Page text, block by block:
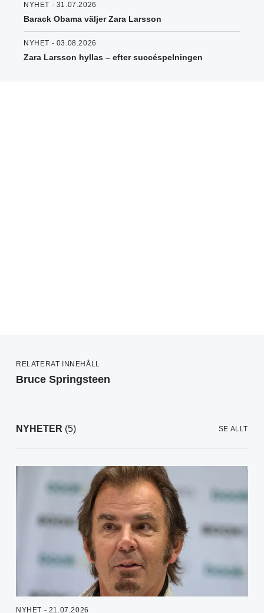
NYHET - 31.07.2026
Barack Obama väljer Zara Larsson
NYHET - 03.08.2026
Zara Larsson hyllas – efter succéspelningen
RELATERAT INNEHÅLL
Bruce Springsteen
NYHETER (5) SE ALLT
NYHET - 21.07.2026